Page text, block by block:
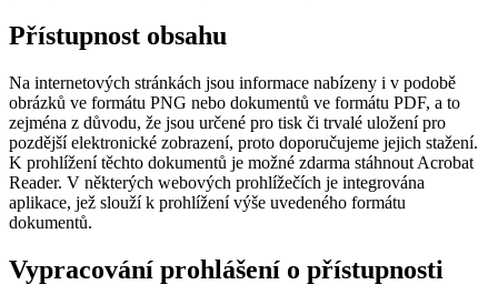
Přístupnost obsahu
Na internetových stránkách jsou informace nabízeny i v podobě
obrázků ve formátu PNG nebo dokumentů ve formátu PDF, a to
zejména z důvodu, že jsou určené pro tisk či trvalé uložení pro
pozdější elektronické zobrazení, proto doporučujeme jejich stažení.
K prohlížení těchto dokumentů je možné zdarma stáhnout Acrobat
Reader. V některých webových prohlížečích je integrována
aplikace, jež slouží k prohlížení výše uvedeného formátu
dokumentů.
Vypracování prohlášení o přístupnosti